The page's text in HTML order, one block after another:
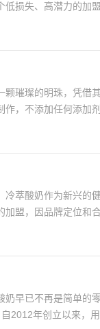
损失、高潜力的加盟
璀璨的明珠，凭借
，不添加任何添加剂
萃酸奶作为新兴的
盟，因品牌定位和合
早已不再是简单的
2012年创立以来，用..